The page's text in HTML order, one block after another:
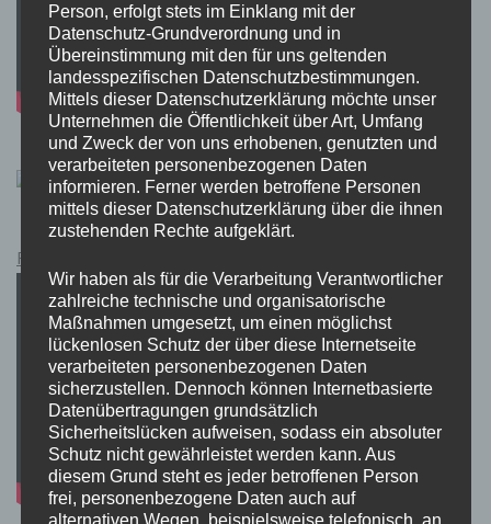
Pokémon Schwert und Schild Kauflink.>LINK<
Person, erfolgt stets im Einklang mit der
Datenschutz-Grundverordnung und in
Übereinstimmung mit den für uns geltenden
landesspezifischen Datenschutzbestimmungen.
Mittels dieser Datenschutzerklärung möchte unser
Unternehmen die Öffentlichkeit über Art, Umfang
und Zweck der von uns erhobenen, genutzten und
verarbeiteten personenbezogenen Daten
informieren. Ferner werden betroffene Personen
mittels dieser Datenschutzerklärung über die ihnen
zustehenden Rechte aufgeklärt.
Wir haben als für die Verarbeitung Verantwortlicher
zahlreiche technische und organisatorische
Maßnahmen umgesetzt, um einen möglichst
lückenlosen Schutz der über diese Internetseite
verarbeiteten personenbezogenen Daten
sicherzustellen. Dennoch können Internetbasierte
Datenübertragungen grundsätzlich
Sicherheitslücken aufweisen, sodass ein absoluter
Schutz nicht gewährleistet werden kann. Aus
diesem Grund steht es jeder betroffenen Person
frei, personenbezogene Daten auch auf
alternativen Wegen, beispielsweise telefonisch, an